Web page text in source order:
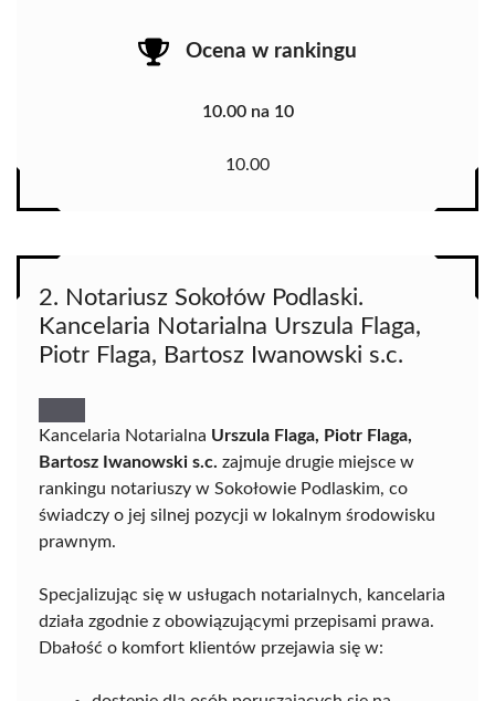
Ocena w rankingu
10.00 na 10
10.00
2. Notariusz Sokołów Podlaski.
Kancelaria Notarialna Urszula Flaga,
Piotr Flaga, Bartosz Iwanowski s.c.
Kancelaria Notarialna Urszula Flaga, Piotr Flaga,
Bartosz Iwanowski s.c. zajmuje drugie miejsce w
rankingu notariuszy w Sokołowie Podlaskim, co
świadczy o jej silnej pozycji w lokalnym środowisku
prawnym.
Specjalizując się w usługach notarialnych, kancelaria
działa zgodnie z obowiązującymi przepisami prawa.
Dbałość o komfort klientów przejawia się w: